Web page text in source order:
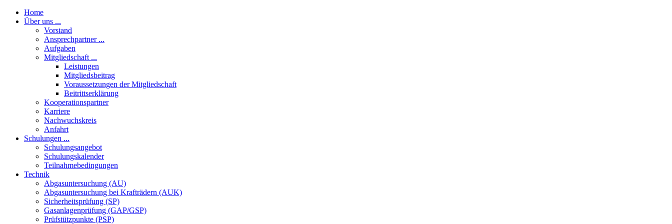
Home
Über uns ...
Vorstand
Ansprechpartner ...
Aufgaben
Mitgliedschaft ...
Leistungen
Mitgliedsbeitrag
Voraussetzungen der Mitgliedschaft
Beitrittserklärung
Kooperationspartner
Karriere
Nachwuchskreis
Anfahrt
Schulungen ...
Schulungsangebot
Schulungskalender
Teilnahmebedingungen
Technik
Abgasuntersuchung (AU)
Abgasuntersuchung bei Krafträdern (AUK)
Sicherheitsprüfung (SP)
Gasanlagenprüfung (GAP/GSP)
Prüfstützpunkte (PSP)